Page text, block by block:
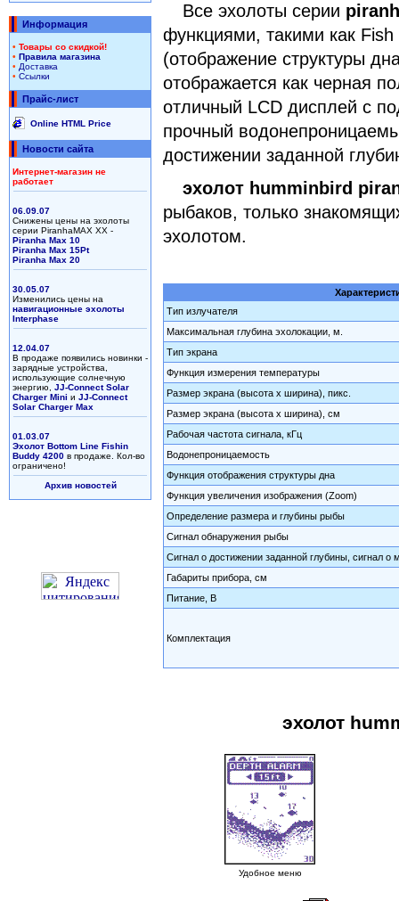
Информация
• Товары со скидкой!
• Правила магазина
• Доставка
• Ссылки
Прайс-лист
Online HTML Price
Новости сайта
Интернет-магазин не
работает
06.09.07
Снижены цены на эхолоты
серии PiranhaMAX XX -
Piranha Max 10
Piranha Max 15Pt
Piranha Max 20
30.05.07
Изменились цены на
навигационные эхолоты
Interphase
12.04.07
В продаже появились новинки -
зарядные устройства,
использующие солнечную
энергию, JJ-Connect Solar
Charger Mini и JJ-Connect
Solar Charger Max
01.03.07
Эхолот Bottom Line Fishin
Buddy 4200 в продаже. Кол-во
ограничено!
Архив новостей
Все эхолоты серии
функциями, такими как
(отображение структуры
отображается как черная
отличный LCD дисплей с
прочный
достижении заданной
эхолот humminbird
рыбаков, только
эхолотом.
Тип излучателя
Максимальная глубина эхолокации, м.
Тип экрана
Функция измерения температуры
Размер экрана (высота х ширина), пикс.
Размер экрана (высота х ширина), см
Рабочая частота сигнала, кГц
Водонепроницаемость
Функция отображения структуры дна
Функция увеличения изображения (Zoom)
Определение размера и глубины рыбы
Сигнал обнаружения рыбы
Сигнал о достижении заданной глубины, сигнал о
Габариты прибора, см
Питание, В
Комплектация
эхолот
Удобное меню